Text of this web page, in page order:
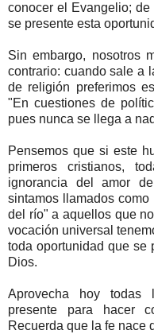
conocer el Evangelio;
se presente esta
Sin embargo, nosotros
contrario: cuando sale a
de religión preferimos
"En cuestiones de
pues nunca se llega a
Pensemos que si este
primeros cristianos,
ignorancia del amor
sintamos llamados
del río" a aquellos que
vocación universal
toda oportunidad que se
Dios.
Aprovecha hoy todas
presente para hacer
Recuerda que la fe nace